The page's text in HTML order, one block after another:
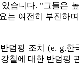
습니다. "그들은
는 여전히 부진하
덤핑 조치 (e. g.한
철에 대한 반덤핑